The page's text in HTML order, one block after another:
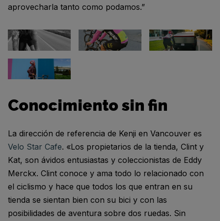
aprovecharla tanto como podamos.”
Conocimiento sin fin
La dirección de referencia de Kenji en Vancouver es
Velo Star Cafe. «Los propietarios de la tienda, Clint y
Kat, son ávidos entusiastas y coleccionistas de Eddy
Merckx. Clint conoce y ama todo lo relacionado con
el ciclismo y hace que todos los que entran en su
tienda se sientan bien con su bici y con las
posibilidades de aventura sobre dos ruedas. Sin